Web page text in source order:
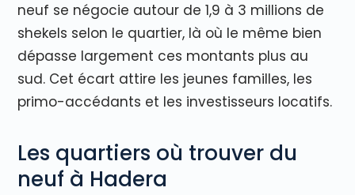
neuf se négocie autour de 1,9 à 3 millions de
shekels selon le quartier, là où le même bien
dépasse largement ces montants plus au
sud. Cet écart attire les jeunes familles, les
primo-accédants et les investisseurs locatifs.
Les quartiers où trouver du
neuf à Hadera